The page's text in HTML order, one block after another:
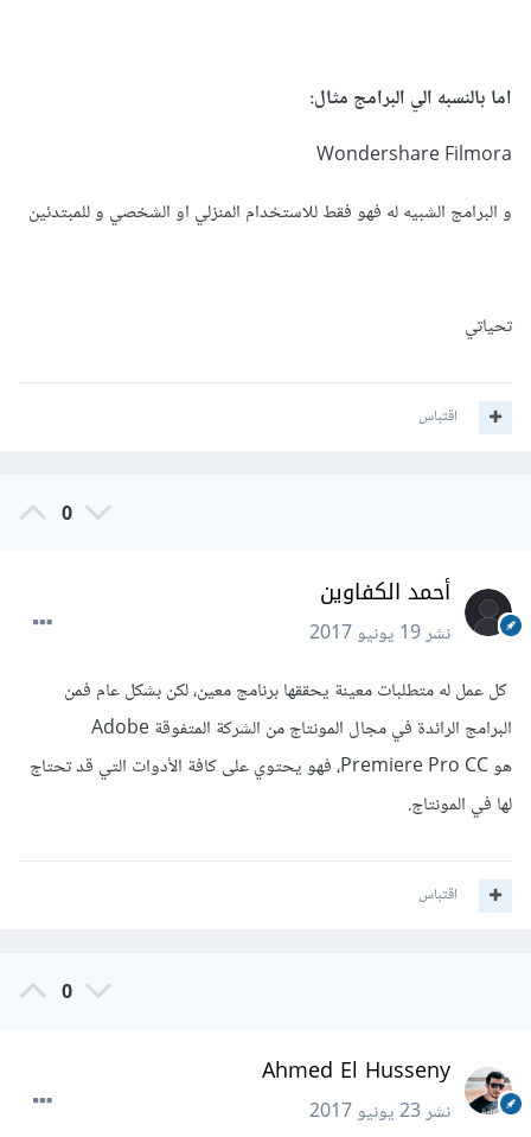
اما بالنسبه الي البرامج مثال:
Wondershare Filmora
و البرامج الشبيه له فهو فقط للاستخدام المنزلي او الشخصي و للمبتدئين
تحياتي
اقتباس
0
أحمد الكفاوين
نشر19 يونيو 2017
كل عمل له متطلبات معينة يحققها برنامج معين، لكن بشكل عام فمن
البرامج الرائدة في مجال المونتاج من الشركة المتفوقة Adobe
هو Premiere Pro CC، فهو يحتوي على كافة الأدوات التي قد تحتاج
لها في المونتاج.
اقتباس
0
Ahmed El Husseny
نشر23 يونيو 2017